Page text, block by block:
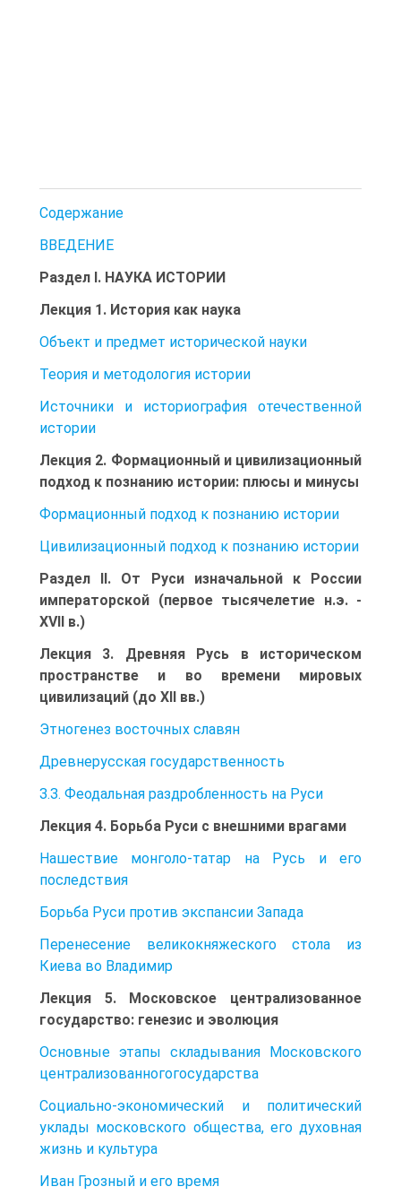
Содержание
ВВЕДЕНИЕ
Раздел I. НАУКА ИСТОРИИ
Лекция 1. История как наука
Объект и предмет исторической науки
Теория и методология истории
Источники и историография отечественной
ис­тории
Лекция 2. Формационный и цивилизационный
подход к по­знанию истории: плюсы и минусы
Формационный подход к познанию истории
Цивилизационный подход к познанию истории
Раздел II. От Руси изначальной к России
императорской (первое тысячелетие н.э. -
XVII в.)
Лекция 3. Древняя Русь в историческом
пространстве и во времени мировых
цивилизаций (до XII вв.)
Этногенез восточных славян
Древнерусская государственность
З.З. Феодальная раздробленность на Руси
Лекция 4. Борьба Руси с внешними врагами
Нашествие монголо-татар на Русь и его
последствия
Борьба Руси против экспансии Запада
Перенесение великокняжеского стола из
Киева во Владимир
Лекция 5. Московское централизованное
государство: гене­зис и эволюция
Основные этапы складывания Московского
централизованногогосударства
Социально-экономический и политический
уклады московского общества, его духовная
жизнь и культура
Иван Грозный и его время